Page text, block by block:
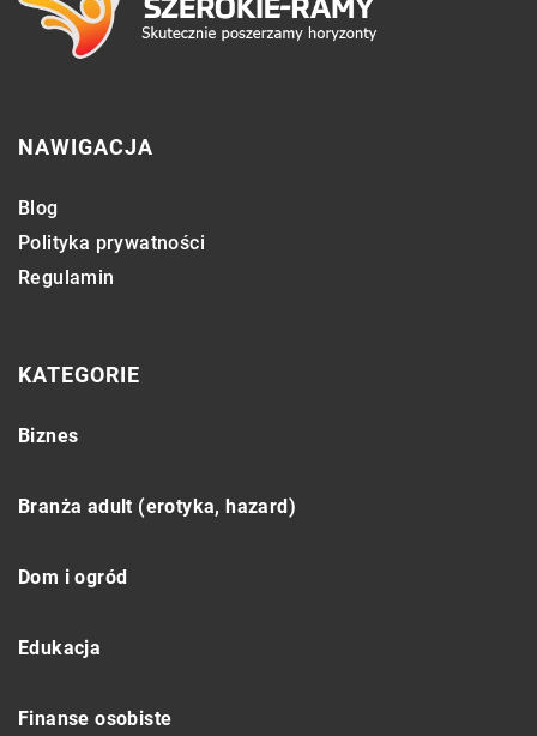
NAWIGACJA
Blog
Polityka prywatności
Regulamin
KATEGORIE
Biznes
Branża adult (erotyka, hazard)
Dom i ogród
Edukacja
Finanse osobiste